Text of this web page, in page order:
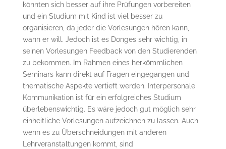
könnten sich besser auf ihre Prüfungen vorbereiten
und ein Studium mit Kind ist viel besser zu
organisieren, da jeder die Vorlesungen hören kann,
wann er will. Jedoch ist es Donges sehr wichtig, in
seinen Vorlesungen Feedback von den Studierenden
zu bekommen. Im Rahmen eines herkömmlichen
Seminars kann direkt auf Fragen eingegangen und
thematische Aspekte vertieft werden. Interpersonale
Kommunikation ist für ein erfolgreiches Studium
überlebenswichtig. Es wäre jedoch gut möglich sehr
einheitliche Vorlesungen aufzeichnen zu lassen. Auch
wenn es zu Überschneidungen mit anderen
Lehrveranstaltungen kommt, sind